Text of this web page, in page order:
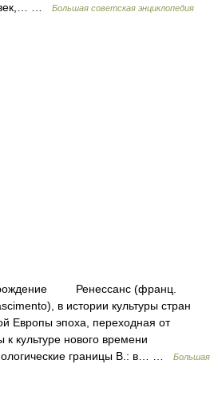
…
Большая советская энциклопедия
Ренессанс (франц.
в истории культуры стран
Европы эпоха, переходная от
к культуре нового времени
границы В.: в… …
Большая